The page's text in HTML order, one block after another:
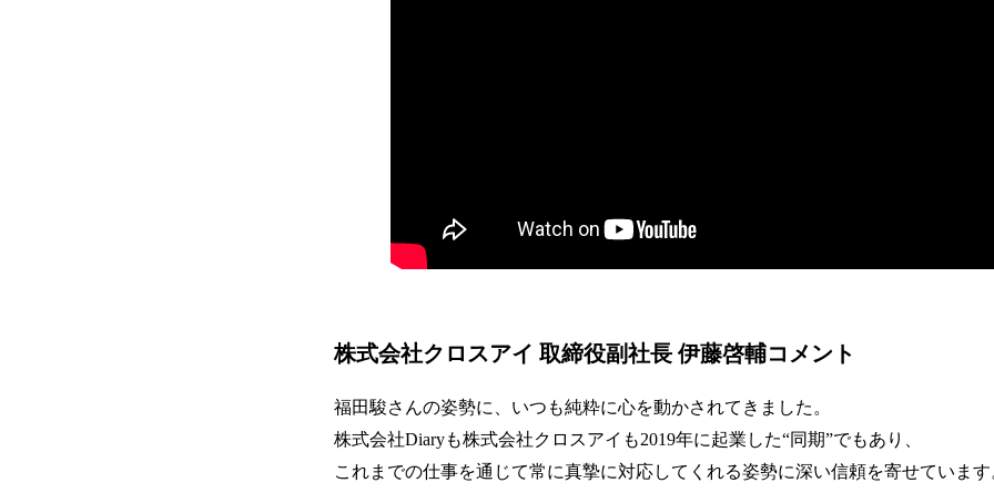
株式会社クロスアイ 取締役副社長 伊藤啓輔コメント
福田駿さんの姿勢に、いつも純粋に心を動かされてきました。
株式会社Diaryも株式会社クロスアイも2019年に起業した“同期”でもあり、
これまでの仕事を通じて常に真摯に対応してくれる姿勢に深い信頼を寄せています